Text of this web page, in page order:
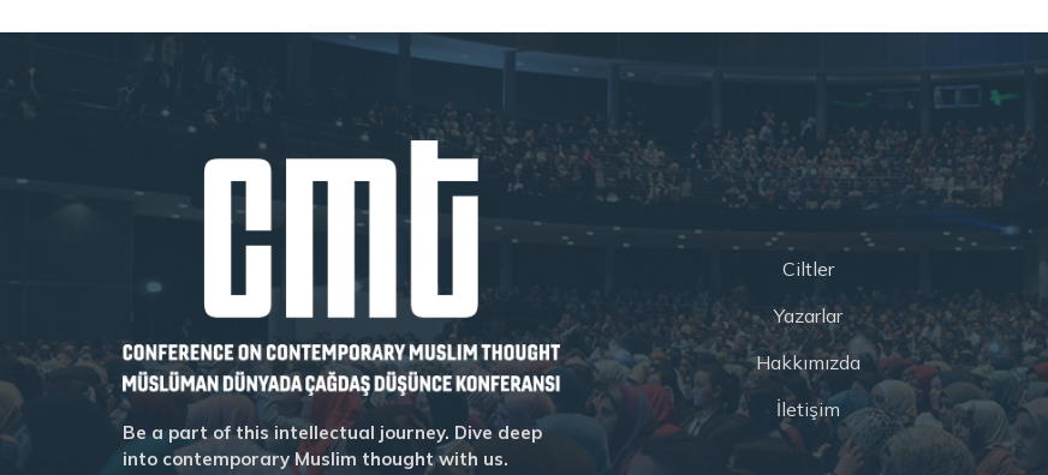
Be a part of this intellectual journey. Dive deep
into contemporary Muslim thought with us.
Ciltler
Yazarlar
Hakkımızda
İletişim